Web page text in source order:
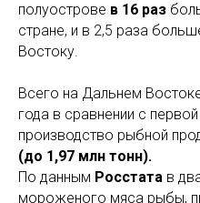
полуострове в 16 раз
стране, и в 2,5 раза
Востоку.
Всего на Дальнем
года в сравнении с
производство рыбной
(до 1,97 млн тонн).
По данным Росстата в
мороженого мяса рыбы,